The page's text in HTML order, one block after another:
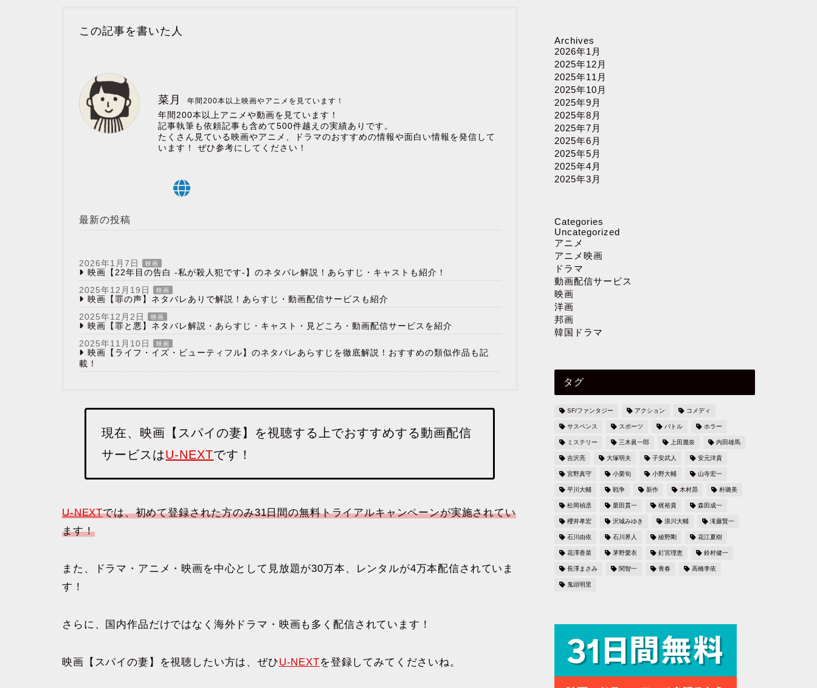
この記事を書いた人
菜月 年間200本以上映画やアニメを見ています！
年間200本以上アニメや動画を見ています！
記事執筆も依頼記事も含めて500件越えの実績ありです。
たくさん見ている映画やアニメ、ドラマのおすすめの情報や面白い情報を発信して
います！ ぜひ参考にしてください！
最新の投稿
2026年1月7日 映画
映画【22年目の告白 -私が殺人犯です-】のネタバレ解説！あらすじ・キャストも紹介！
2025年12月19日
映画
映画【罪の声】ネタバレありで解説！あらすじ・動画配信サービスも紹介
2025年12月2日
映画
映画【罪と悪】ネタバレ解説・あらすじ・キャスト・見どころ・動画配信サービスを紹介
2025年11月10日
映画
映画【ライフ・イズ・ビューティフル】のネタバレあらすじを徹底解説！おすすめの類似作品も記
載！
現在、映画【スパイの妻】を視聴する上でおすすめする動画配信
サービスはU-NEXTです！
U-NEXTでは、初めて登録された方のみ31日間の無料トライアルキャンペーンが実施されてい
ます！
また、ドラマ・アニメ・映画を中心として見放題が30万本、レンタルが4万本配信されていま
す！
さらに、国内作品だけではなく海外ドラマ・映画も多く配信されています！
映画【スパイの妻】を視聴したい方は、ぜひU-NEXTを登録してみてくださいね。
Archives
2026年1月
2025年12月
2025年11月
2025年10月
2025年9月
2025年8月
2025年7月
2025年6月
2025年5月
2025年4月
2025年3月
Categories
Uncategorized
アニメ
アニメ映画
ドラマ
動画配信サービス
映画
洋画
邦画
韓国ドラマ
タグ
SF/ファンタジー アクション コメディ
サスペンス スポーツ バトル ホラー
ミステリー 三木眞一郎 上田麗奈 内田雄馬
吉沢亮 大塚明夫 子安武人 安元洋貴
宮野真守 小栗旬 小野大輔 山寺宏一
平川大輔 戦争 新作 木村昴 朴璐美
松岡禎丞 栗田貫一 梶裕貴 森田成一
櫻井孝宏 沢城みゆき 浪川大輔 滝藤賢一
石川由依 石川界人 綾野剛 花江夏樹
花澤香菜 茅野愛衣 釘宮理恵 鈴村健一
長澤まさみ 関智一 青春 高橋李依
鬼頭明里